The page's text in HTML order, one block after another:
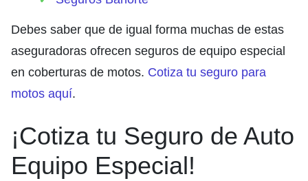
Debes saber que de igual forma muchas de estas
aseguradoras ofrecen seguros de equipo especial
en coberturas de motos. Cotiza tu seguro para
motos aquí.
¡Cotiza tu Seguro de Auto
Equipo Especial!